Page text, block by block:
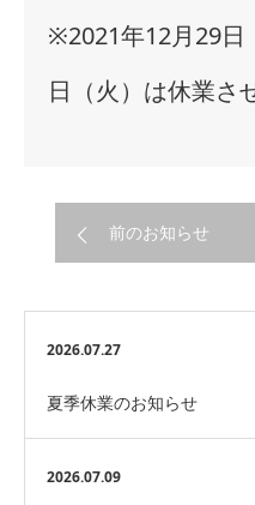
※2021年12月29日
日（火）は休業さ
前のお知らせ
2026.07.27
夏季休業のお知らせ
2026.07.09